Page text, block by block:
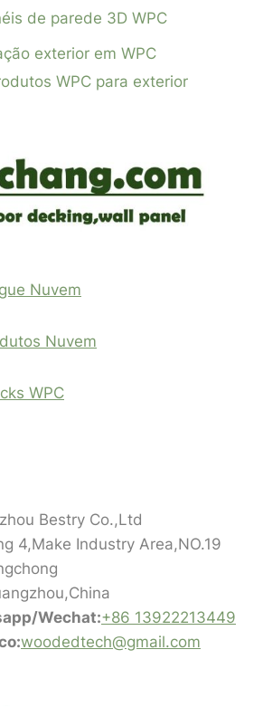
de parede 3D WPC
exterior em WPC
WPC para exterior
Nuvem
Nuvem
WPC
Bestry Co.,Ltd
4,Make Industry Area,NO.19
Wechat:+86 13922213449
woodedtech@gmail.com